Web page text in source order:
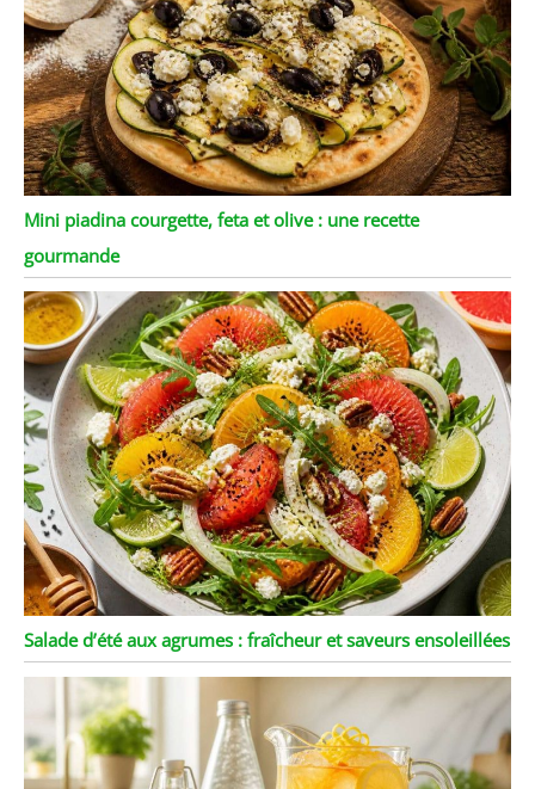
verre étant soufflé à la
main sa capacité
spécifique peut varier
légèrement.
【L'engagement de
DUJUST】 : DUJUST
s'engage à fournir des
produits et services
exceptionnels à ses
manquent ou sont
endommagées pendant
le transport, veuillez
nous contacter sans
délai. Nous vous
aiderons à résoudre le
problème.
Mini piadina courgette, feta et olive : une recette
gourmande
Salade d’été aux agrumes : fraîcheur et saveurs ensoleillées